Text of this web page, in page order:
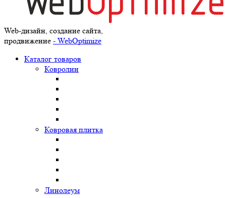
Web-дизайн, создание сайта,
продвижение - WebOptimize
Каталог товаров
Ковролин
Ковровая плитка
Линолеум